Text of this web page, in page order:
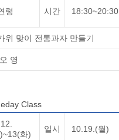
령 시간 18:30~20:30
위 맞이 전통과자 만들기
영
Class
화)
일시 10.19.(월)